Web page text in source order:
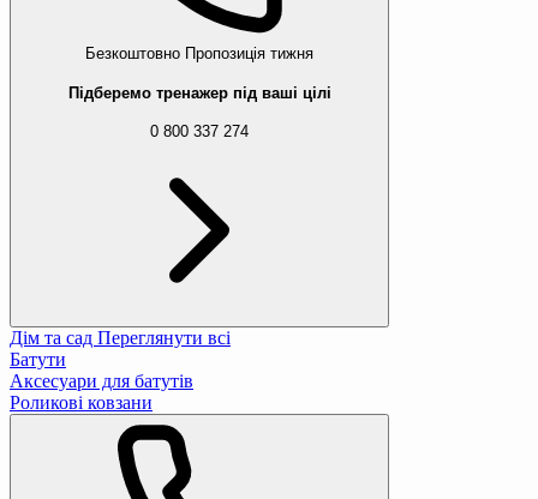
Безкоштовно Пропозиція тижня
Підберемо тренажер під ваші цілі
0 800 337 274
Дім та сад Переглянути всі
Батути
Аксесуари для батутів
Роликові ковзани